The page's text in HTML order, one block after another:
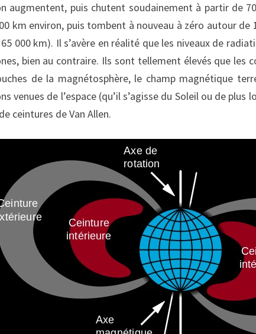
augmentent, puis chutent soudainement à partir de
km environ, puis tombent à nouveau à zéro autour de
000 km). Il s’avère en réalité que les niveaux de
bien au contraire. Ils sont tellement élevés que les
de la magnétosphère, le champ magnétique
venues de l’espace (qu’il s’agisse du Soleil ou de plus
ceintures de Van Allen.